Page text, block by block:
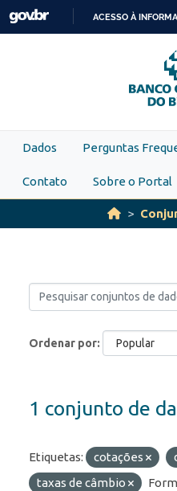
Skip to main content
ACESSO À
Dados Perguntas
Contato Sobre o Portal
Ordenar por
1 conjunto de
Etiquetas: cotações
taxas de câmbio